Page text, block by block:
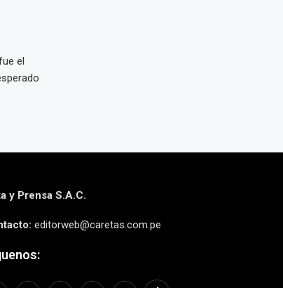
el
y Prensa S.A.C.
editorweb@caretas.com.pe